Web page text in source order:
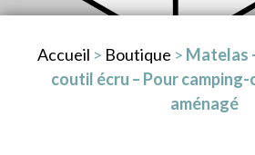
Accueil > Boutique > Matelas
coutil écru – Pour
aménagé